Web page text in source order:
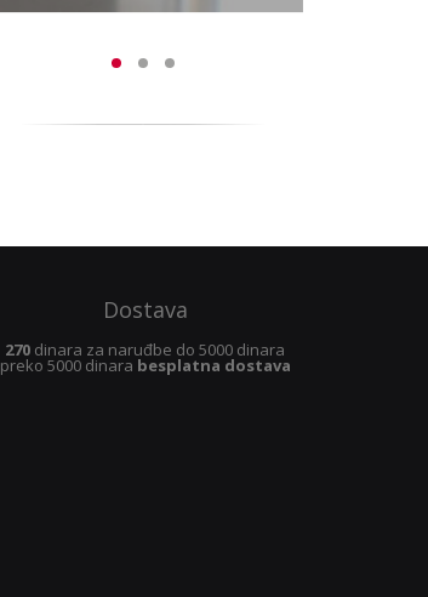
Dostava
270 dinara za naruđbe do 5000 dinara
preko 5000 dinara besplatna dostava